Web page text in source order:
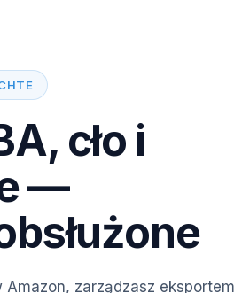
cło i
—
zarządzasz eksportem